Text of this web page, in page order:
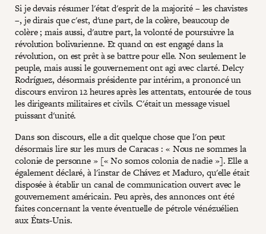
Si je devais résumer l'état d'esprit de la majorité – les chavistes
–, je dirais que c'est, d'une part, de la colère, beaucoup de
colère ; mais aussi, d'autre part, la volonté de poursuivre la
révolution bolivarienne. Et quand on est engagé dans la
révolution, on est prêt à se battre pour elle. Non seulement le
peuple, mais aussi le gouvernement ont agi avec clarté. Delcy
Rodríguez, désormais présidente par intérim, a prononcé un
discours environ 12 heures après les attentats, entourée de tous
les dirigeants militaires et civils. C'était un message visuel
puissant d'unité.
Dans son discours, elle a dit quelque chose que l'on peut
désormais lire sur les murs de Caracas : « Nous ne sommes la
colonie de personne » [« No somos colonia de nadie »]. Elle a
également déclaré, à l'instar de Chávez et Maduro, qu'elle était
disposée à établir un canal de communication ouvert avec le
gouvernement américain. Peu après, des annonces ont été
faites concernant la vente éventuelle de pétrole vénézuélien
aux États-Unis.